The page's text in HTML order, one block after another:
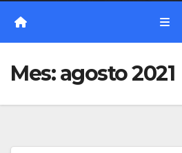
Mes:agosto 2021